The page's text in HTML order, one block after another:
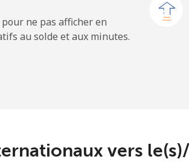
ne pas afficher en
au solde et aux minutes.
vers